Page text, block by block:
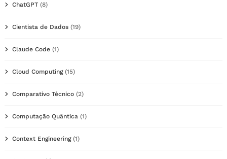
ChatGPT (8)
Cientista de Dados (19)
Claude Code (1)
Cloud Computing(15)
Comparativo Técnico (2)
Computação Quântica (1)
Context Engineering(1)